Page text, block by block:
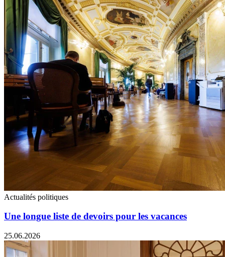
Actualités politiques
Une longue liste de devoirs pour les vacances
25.06.2026